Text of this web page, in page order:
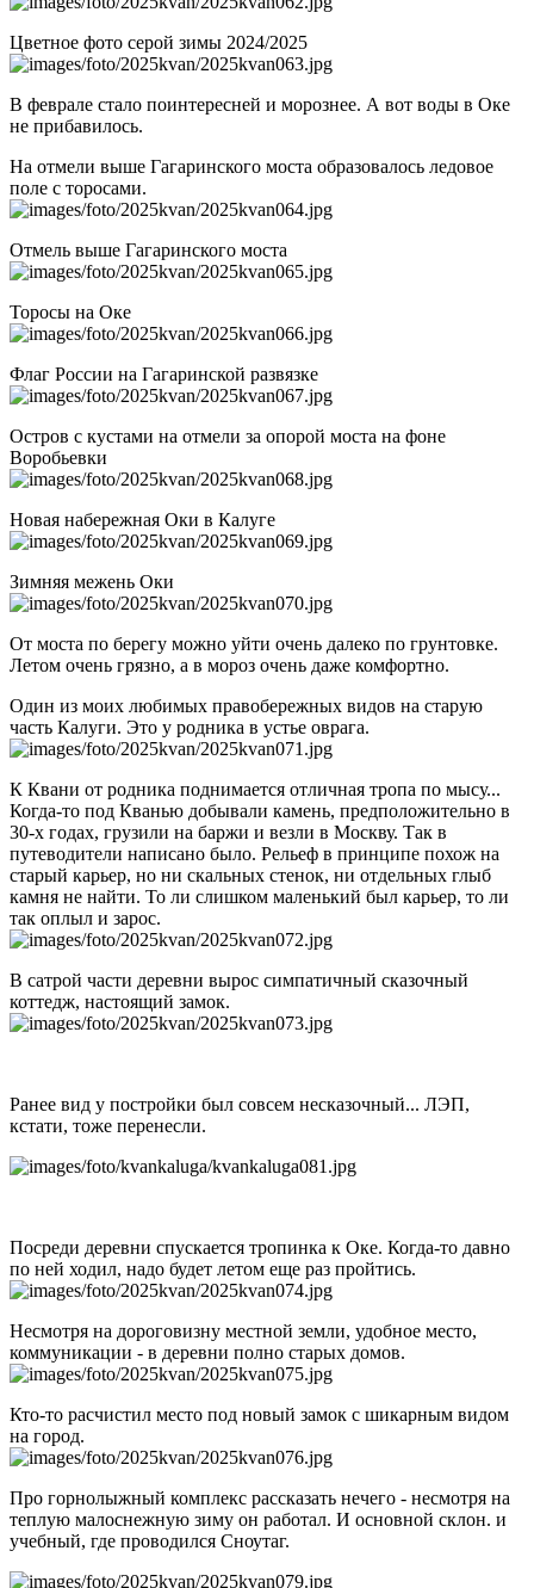
Цветное фото серой зимы 2024/2025
В феврале стало поинтересней и морознее. А вот воды в Оке
не прибавилось.
На отмели выше Гагаринского моста образовалось ледовое
поле с торосами.
Отмель выше Гагаринского моста
Торосы на Оке
Флаг России на Гагаринской развязке
Остров с кустами на отмели за опорой моста на фоне
Воробьевки
Новая набережная Оки в Калуге
Зимняя межень Оки
От моста по берегу можно уйти очень далеко по грунтовке.
Летом очень грязно, а в мороз очень даже комфортно.
Один из моих любимых правобережных видов на старую
часть Калуги. Это у родника в устье оврага.
К Квани от родника поднимается отличная тропа по мысу...
Когда-то под Кванью добывали камень, предположительно в
30-х годах, грузили на баржи и везли в Москву. Так в
путеводители написано было. Рельеф в принципе похож на
старый карьер, но ни скальных стенок, ни отдельных глыб
камня не найти. То ли слишком маленький был карьер, то ли
так оплыл и зарос.
В сатрой части деревни вырос симпатичный сказочный
коттедж, настоящий замок.
Ранее вид у постройки был совсем несказочный... ЛЭП,
кстати, тоже перенесли.
Посреди деревни спускается тропинка к Оке. Когда-то давно
по ней ходил, надо будет летом еще раз пройтись.
Несмотря на дороговизну местной земли, удобное место,
коммуникации - в деревни полно старых домов.
Кто-то расчистил место под новый замок с шикарным видом
на город.
Про горнолыжный комплекс рассказать нечего - несмотря на
теплую малоснежную зиму он работал. И основной склон. и
учебный, где проводился Сноутаг.